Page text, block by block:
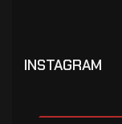
INSTAGRAM